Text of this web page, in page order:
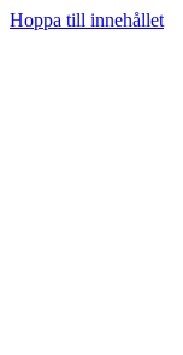
Hoppa till innehållet